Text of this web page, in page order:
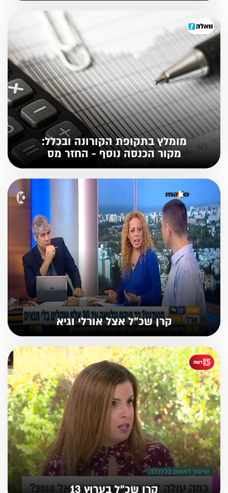
מומלץ בתקופת הקורונה ובכלל:
מקור הכנסה נוסף - החזר מס
קרן שכ"ל אצל אורלי וגיא
קרן שכ"ל בערוץ 13